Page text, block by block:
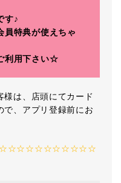
す♪
員特典が使えちゃ
利用下さい☆
は、店頭にてカード
で、アプリ登録前にお